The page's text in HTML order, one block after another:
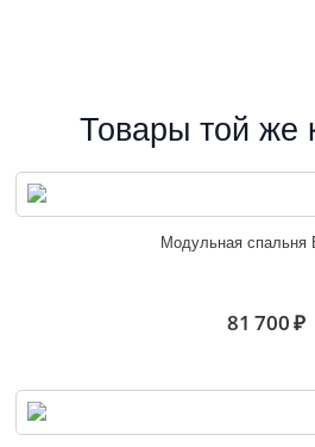
Товары той же
Модульная спальня
81 700 ₽